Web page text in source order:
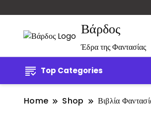
Βάρδος
Έδρα της Φαντασίας
Top Categories
Home Shop Βιβλία